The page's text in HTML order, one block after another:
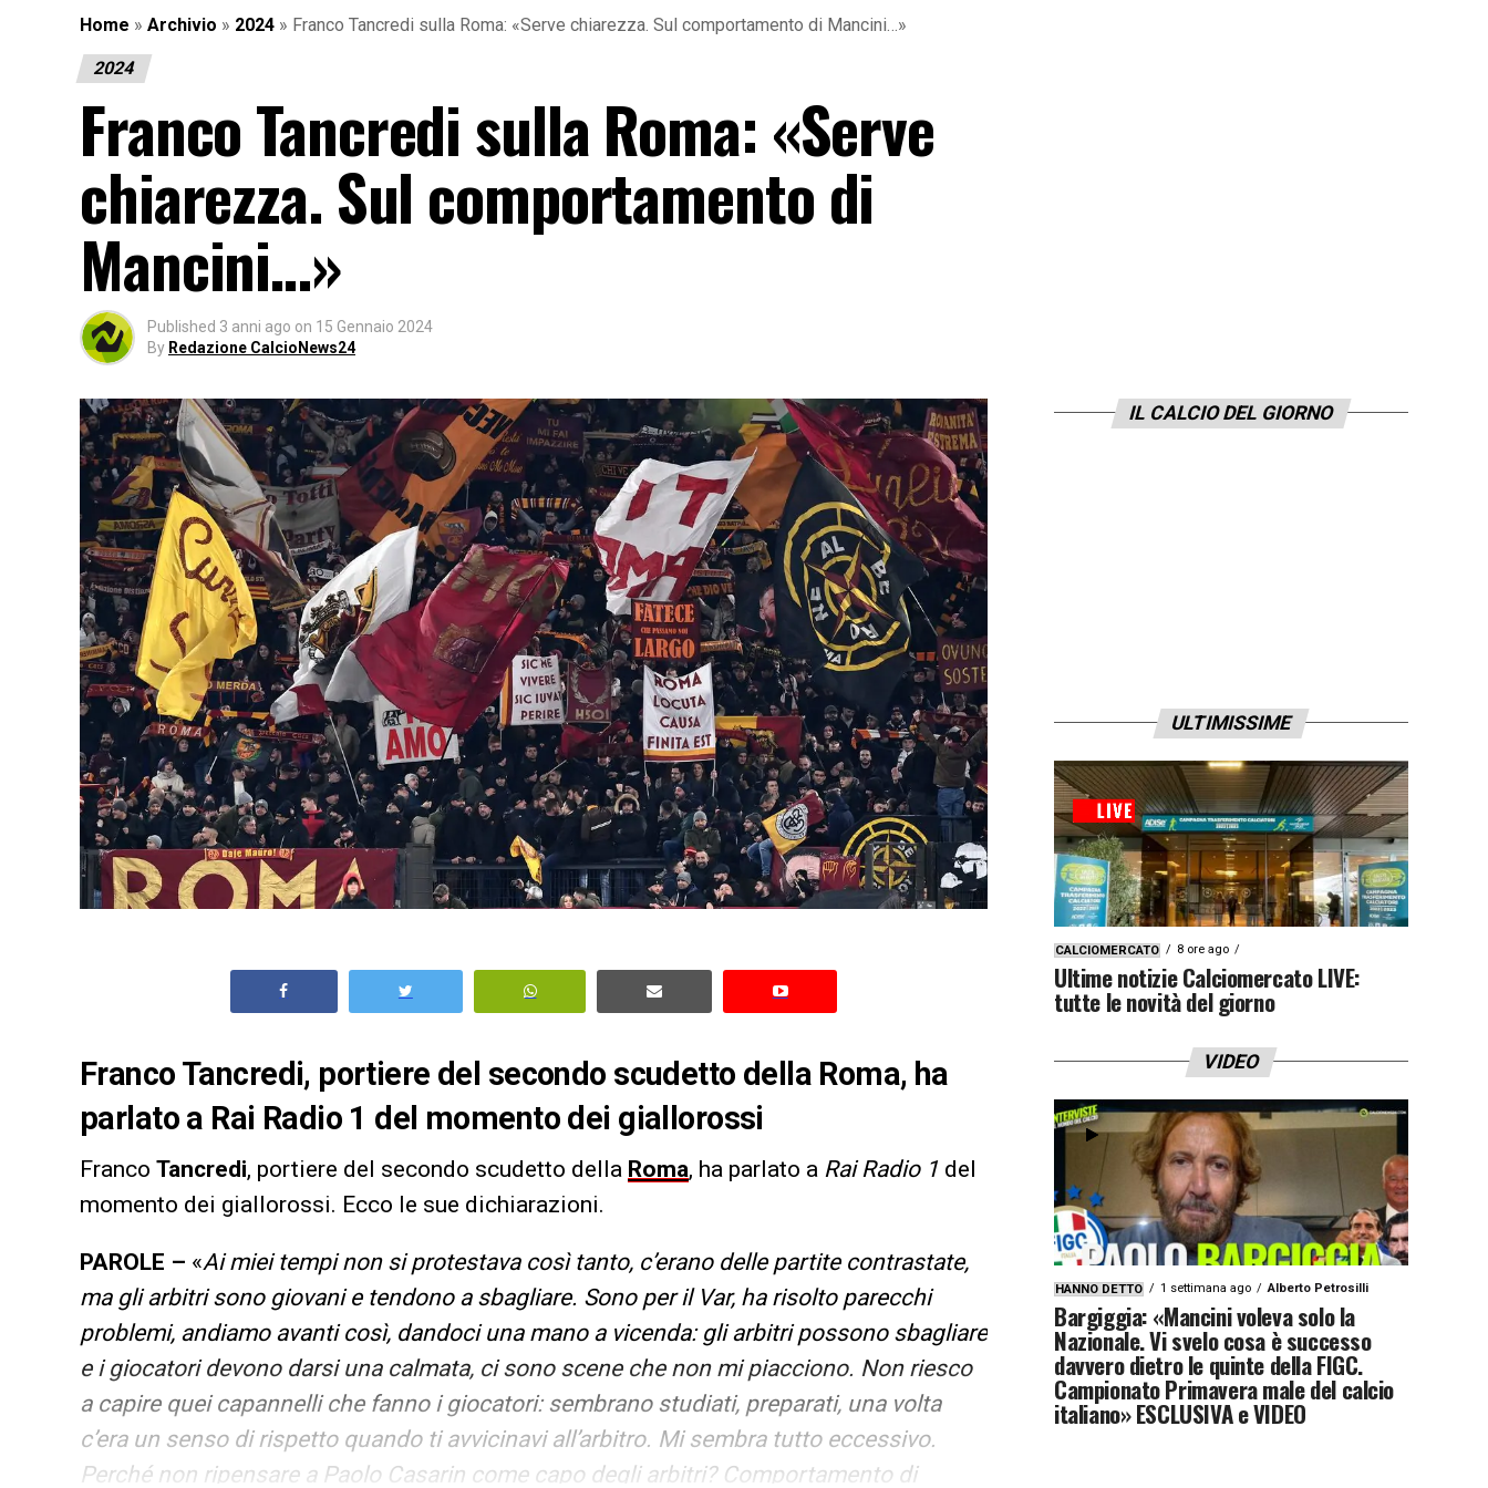
Home » Archivio » 2024 » Franco Tancredi sulla Roma: «Serve chiarezza. Sul comportamento di Mancini…»
2024
Franco Tancredi sulla Roma: «Serve
chiarezza. Sul comportamento di
Mancini…»
Published 3 anni ago on 15 Gennaio 2024
By Redazione CalcioNews24
Franco Tancredi, portiere del secondo scudetto della Roma, ha
parlato a Rai Radio 1 del momento dei giallorossi
Franco Tancredi, portiere del secondo scudetto della Roma, ha parlato a Rai Radio 1 del
momento dei giallorossi. Ecco le sue dichiarazioni.
PAROLE – «Ai miei tempi non si protestava così tanto, c’erano delle partite contrastate,
ma gli arbitri sono giovani e tendono a sbagliare. Sono per il Var, ha risolto parecchi
problemi, andiamo avanti così, dandoci una mano a vicenda: gli arbitri possono sbagliare
e i giocatori devono darsi una calmata, ci sono scene che non mi piacciono. Non riesco
a capire quei capannelli che fanno i giocatori: sembrano studiati, preparati, una volta
c’era un senso di rispetto quando ti avvicinavi all’arbitro. Mi sembra tutto eccessivo.
Perché non ripensare a Paolo Casarin come capo degli arbitri? Comportamento di
IL CALCIO DEL GIORNO
ULTIMISSIME
CALCIOMERCATO 8 ore ago
Ultime notizie Calciomercato LIVE:
tutte le novità del giorno
VIDEO
HANNO DETTO 1 settimana ago Alberto Petrosilli
Bargiggia: «Mancini voleva solo la
Nazionale. Vi svelo cosa è successo
davvero dietro le quinte della FIGC.
Campionato Primavera male del calcio
italiano» ESCLUSIVA e VIDEO